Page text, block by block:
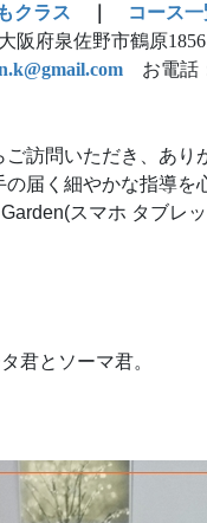
クラス コース
阪府泉佐野市鶴原
お電話
訪問いただき、あり
の届く細やかな指導を
スマホ タブ
君とソーマ君。